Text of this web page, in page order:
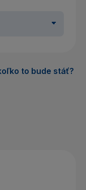
to bude stáť?